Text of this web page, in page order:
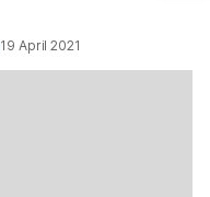
19 April 2021